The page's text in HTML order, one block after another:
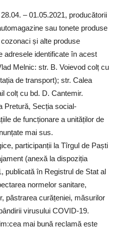
– 01.05.2021, producătorii
sau tonete produse
și alte produse
adresele identificate în acest
Melnic: str. B. Voievod colț cu
de transport); str. Calea
colț cu bd. D. Cantemir.
Pretură, Secția social-
de funcționare a unităților de
mai sus.
participanții la Tîrgul de Paști
(anexă la dispoziția
publicată în Registrul de Stat al
normelor sanitare,
păstrarea curățeniei, măsurilor
virusului COVID-19.
mai bună reclamă este